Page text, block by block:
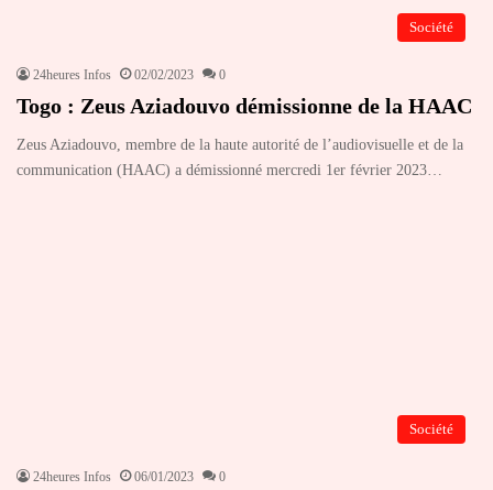
Société
24heures Infos 02/02/2023 0
Togo : Zeus Aziadouvo démissionne de la HAAC
Zeus Aziadouvo, membre de la haute autorité de l’audiovisuelle et de la
communication (HAAC) a démissionné mercredi 1er février 2023…
Société
24heures Infos 06/01/2023 0